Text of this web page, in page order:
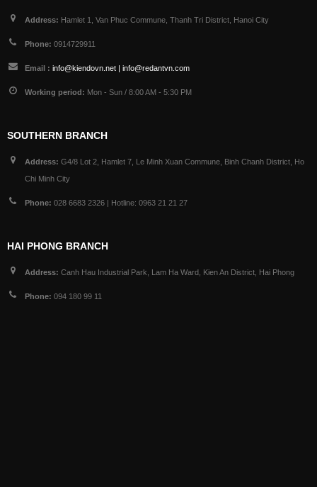
Address: Hamlet 1, Van Phuc Commune, Thanh Tri District, Hanoi City
Phone: 0914729911
Email : info@kiendovn.net | info@redantvn.com
Working period: Mon - Sun / 8:00 AM - 5:30 PM
SOUTHERN BRANCH
Address: G4/8 Lot 2, Hamlet 7, Le Minh Xuan Commune, Binh Chanh District, Ho
Chi Minh City
Phone: 028 6683 2326 | Hotline: 0963 21 21 27
HAI PHONG BRANCH
Address: Canh Hau Industrial Park, Lam Ha Ward, Kien An District, Hai Phong
Phone: 094 180 99 11